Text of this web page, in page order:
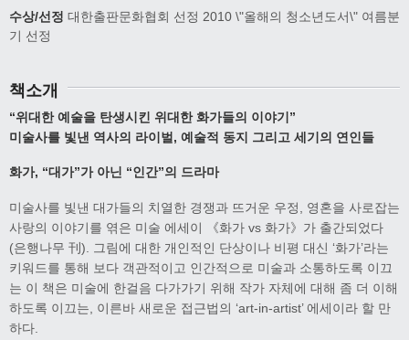
수상/선정 대한출판문화협회 선정 2010 \"올해의 청소년도서\" 여름분
기 선정
책소개
“위대한 예술을 탄생시킨 위대한 화가들의 이야기”
미술사를 빛낸 역사의 라이벌, 예술적 동지 그리고 세기의 연인들
화가, “대가”가 아닌 “인간”의 드라마
미술사를 빛낸 대가들의 치열한 경쟁과 뜨거운 우정, 영혼을 사로잡는
사랑의 이야기를 엮은 미술 에세이 《화가 vs 화가》가 출간되었다
(은행나무 刊). 그림에 대한 개인적인 단상이나 비평 대신 ‘화가’라는
키워드를 통해 보다 객관적이고 인간적으로 미술과 소통하도록 이끄
는 이 책은 미술에 한걸음 다가가기 위해 작가 자체에 대해 좀 더 이해
하도록 이끄는, 이른바 새로운 접근법의 ‘art-in-artist’ 에세이라 할 만
하다.